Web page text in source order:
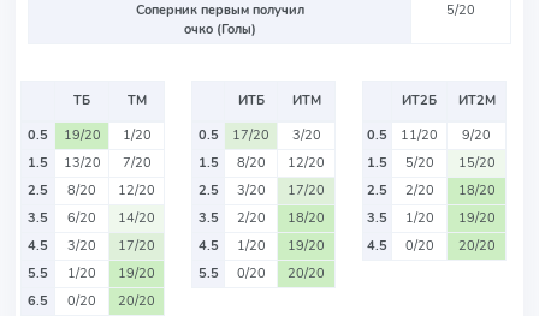
Соперник первым получил
очко (Голы)
5/20
ТБ
ТМ
0.5
19/20
1/20
1.5
13/20
7/20
2.5
8/20
12/20
3.5
6/20
14/20
4.5
3/20
17/20
5.5
1/20
19/20
6.5
0/20 20/20
ИТБ
ИТМ
0.5
17/20
3/20
1.5
8/20
12/20
2.5
3/20
17/20
3.5
2/20
18/20
4.5
1/20
19/20
5.5
0/20 20/20
ИТ2Б
ИТ2М
0.5
11/20
9/20
1.5
5/20
15/20
2.5
2/20
18/20
3.5
1/20
19/20
4.5
0/20 20/20